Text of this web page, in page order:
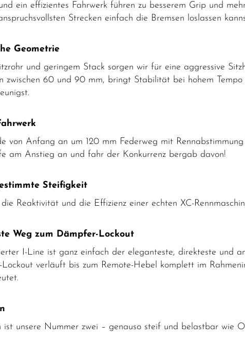
ein effizientes Fahrwerk führen zu besserem Grip und
Strecken einfach die Bremsen loslassen
Geometrie
und geringem Stack sorgen wir für eine aggressive
zwischen 60 und 90 mm, bringt Stabilität bei hohem
von Anfang an um 120 mm Federweg mit
am Anstieg an und fahr der Konkurrenz bergab davon!
Steifigkeit
Reaktivität und die Effizienz einer echten XC-
Weg zum Dämpfer-Lockout
I-Line ist ganz einfach der eleganteste, direkteste und
verläuft bis zum Remote-Hebel komplett im
ist unsere Nummer zwei – genauso steif und belastbar wie